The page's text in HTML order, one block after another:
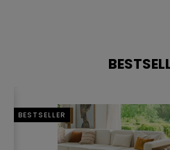
BESTSELLER